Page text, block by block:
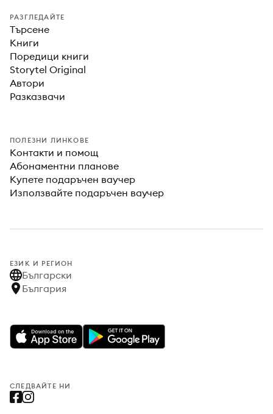
РАЗГЛЕДАЙТЕ
Търсене
Книги
Поредици книги
Storytel Original
Автори
Разказвачи
ПОЛЕЗНИ ЛИНКОВЕ
Контакти и помощ
Абонаментни планове
Купете подаръчен ваучер
Използвайте подаръчен ваучер
ЕЗИК И РЕГИОН
Български
България
СЛЕДВАЙТЕ НИ